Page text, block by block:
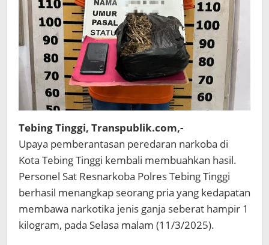
Tebing Tinggi, Transpublik.com,-
Upaya pemberantasan peredaran narkoba di
Kota Tebing Tinggi kembali membuahkan hasil.
Personel Sat Resnarkoba Polres Tebing Tinggi
berhasil menangkap seorang pria yang kedapatan
membawa narkotika jenis ganja seberat hampir 1
kilogram, pada Selasa malam (11/3/2025).